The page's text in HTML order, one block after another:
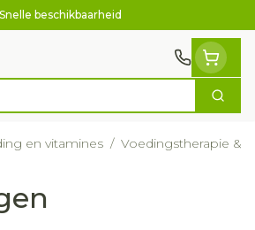
Snelle beschikbaarheid
Zoek
en vitamines / Voedingstherapie &